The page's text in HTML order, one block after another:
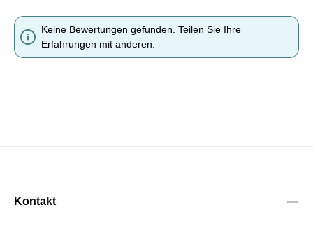
Keine Bewertungen gefunden. Teilen Sie Ihre
Erfahrungen mit anderen.
Kontakt